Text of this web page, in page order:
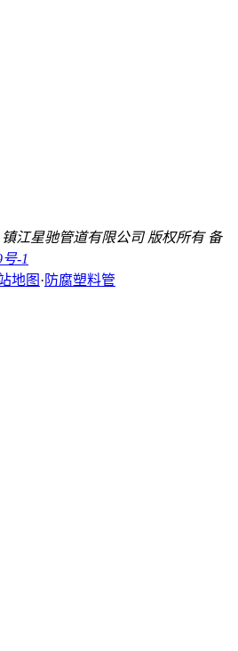
镇江星驰管道有限公司 版权所有 备
-1
地图 · 防腐塑料管